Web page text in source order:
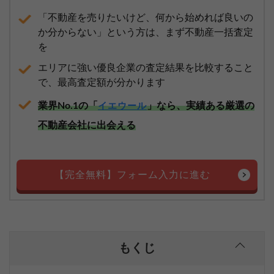
「不動産を売りたいけど、何から始めれば良いの
か分からない」という方は、まず不動産一括査定
を
エリアに強い優良企業の査定結果を比較すること
で、最高査定額が分かります
業界No.1の「イエウール」なら、実績ある厳選の
不動産会社に出会える
【完全無料】フォーム入力に進む
もくじ